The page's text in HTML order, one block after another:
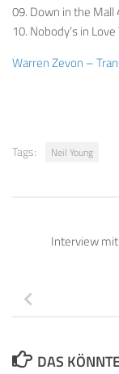
09. Down in the Mall
10. Nobody’s in
Warren Zevon –
Tags: Neil Young
Interview
DAS